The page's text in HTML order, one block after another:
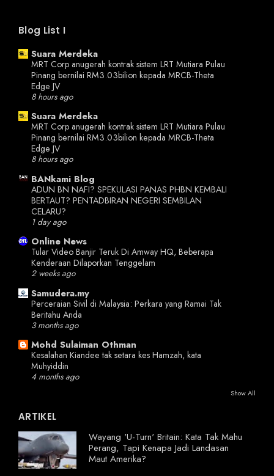
Blog List I
Suara Merdeka
MRT Corp anugerah kontrak sistem LRT Mutiara Pulau
Pinang bernilai RM3.03 ​​bilion kepada MRCB-Theta
Edge JV
8 hours ago
Suara Merdeka
MRT Corp anugerah kontrak sistem LRT Mutiara Pulau
Pinang bernilai RM3.03 ​​bilion kepada MRCB-Theta
Edge JV
8 hours ago
BANkami Blog
ADUN BN NAFI? SPEKULASI PANAS PHBN KEMBALI
BERTAUT? PENTADBIRAN NEGERI SEMBILAN
CELARU?
1 day ago
Online News
Tular Video Banjir Teruk Di Amway HQ, Beberapa
Kenderaan Dilaporkan Tenggelam
2 weeks ago
Samudera.my
Perceraian Sivil di Malaysia: Perkara yang Ramai Tak
Beritahu Anda
3 months ago
Mohd Sulaiman Othman
Kesalahan Kiandee tak setara kes Hamzah, kata
Muhyiddin
4 months ago
Show All
ARTIKEL
Wayang 'U-Turn' Britain: Kata Tak Mahu
Perang, Tapi Kenapa Jadi Landasan
Maut Amerika?